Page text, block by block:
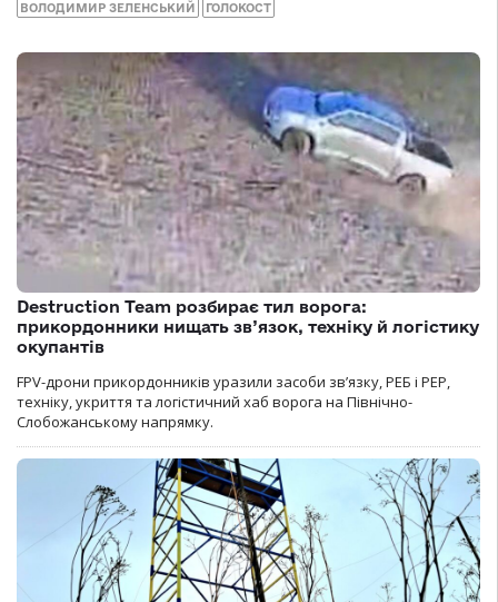
ВОЛОДИМИР ЗЕЛЕНСЬКИЙ ГОЛОКОСТ
Destruction Team розбирає тил ворога:
прикордонники нищать зв’язок, техніку й логістику
окупантів
FPV-дрони прикордонників уразили засоби зв’язку, РЕБ і РЕР,
техніку, укриття та логістичний хаб ворога на Північно-
Слобожанському напрямку.